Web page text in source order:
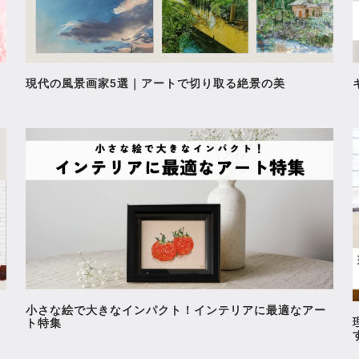
現代の風景画家5選｜アートで切り取る絶景の美
小さな絵で大きなインパクト！インテリアに最適なアー
ト特集